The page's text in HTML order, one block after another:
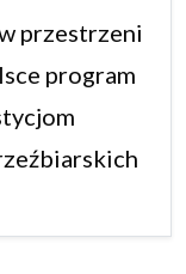
przestrzeni
program